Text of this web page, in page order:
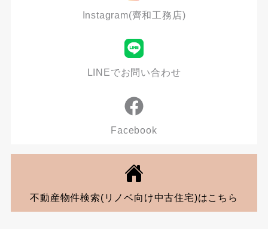
Instagram(齊和工務店)
LINEでお問い合わせ
Facebook
不動産物件検索(リノベ向け中古住宅)はこちら